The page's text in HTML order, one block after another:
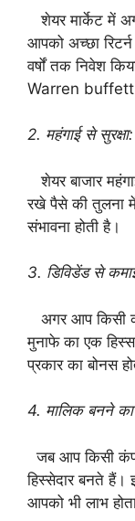
शेयर मार्केट में
आपको अच्छा
वर्षों तक निवेश
Warren buffett
2. महंगाई से सुरक्षा:
शेयर बाजार
रखे पैसे की तुलना में
संभावना होती है।
3. डिविडेंड से
अगर आप किसी
मुनाफे का एक
प्रकार का बोनस
4. मालिक बनने
जब आप किसी
हिस्सेदार बनते
आपको भी लाभ